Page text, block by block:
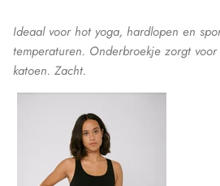
Ideaal voor hot yoga, hardlopen en
temperaturen. Onderbroekje zorgt
katoen. Zacht.